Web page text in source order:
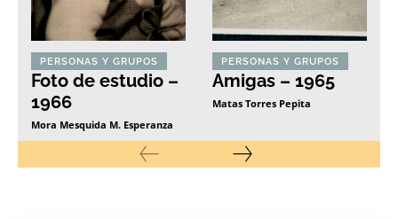
PERSONAS Y GRUPOS
Foto de estudio –
1966
Mora Mesquida M. Esperanza
PERSONAS Y GRUPOS
Amigas – 1965
Matas Torres Pepita